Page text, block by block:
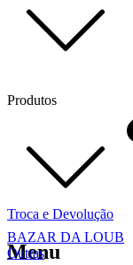
Produtos
BAZAR DA LOUB
Outras
Troca e Devolução
Menu